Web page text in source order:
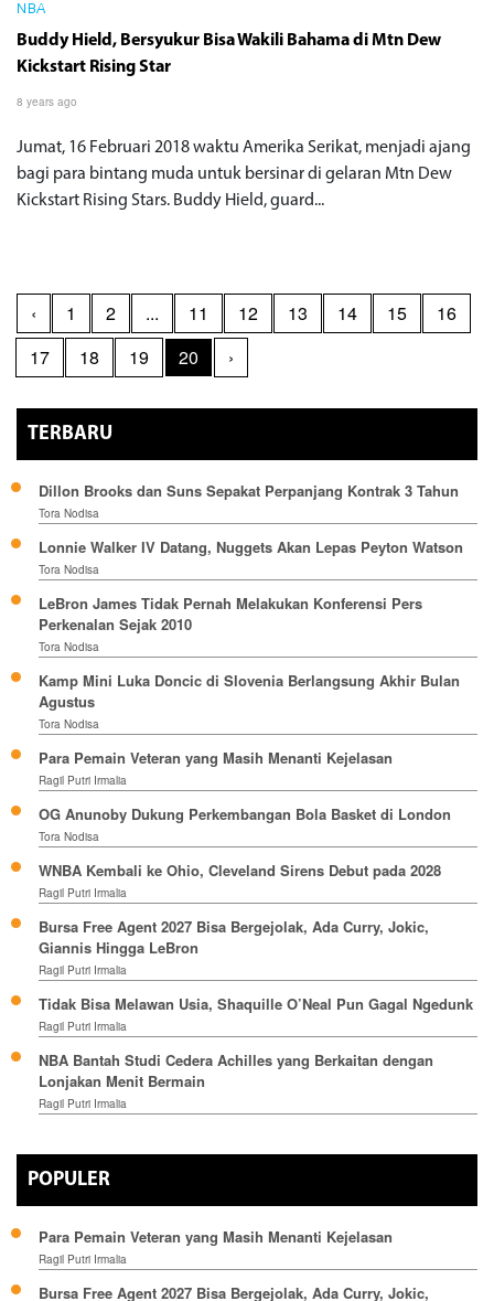
NBA
Buddy Hield, Bersyukur Bisa Wakili Bahama di Mtn Dew
Kickstart Rising Star
8 years ago
Jumat, 16 Februari 2018 waktu Amerika Serikat, menjadi ajang
bagi para bintang muda untuk bersinar di gelaran Mtn Dew
Kickstart Rising Stars. Buddy Hield, guard...
‹ 1 2 ... 11 12 13 14 15
16
17
18 19 20 ›
TERBARU
Dillon Brooks dan Suns Sepakat Perpanjang Kontrak 3 Tahun
Tora Nodisa
Lonnie Walker IV Datang, Nuggets Akan Lepas Peyton Watson
Tora Nodisa
LeBron James Tidak Pernah Melakukan Konferensi Pers
Perkenalan Sejak 2010
Tora Nodisa
Kamp Mini Luka Doncic di Slovenia Berlangsung Akhir Bulan
Agustus
Tora Nodisa
Para Pemain Veteran yang Masih Menanti Kejelasan
Ragil Putri Irmalia
OG Anunoby Dukung Perkembangan Bola Basket di London
Tora Nodisa
WNBA Kembali ke Ohio, Cleveland Sirens Debut pada 2028
Ragil Putri Irmalia
Bursa Free Agent 2027 Bisa Bergejolak, Ada Curry, Jokic,
Giannis Hingga LeBron
Ragil Putri Irmalia
Tidak Bisa Melawan Usia, Shaquille O’Neal Pun Gagal Ngedunk
Ragil Putri Irmalia
NBA Bantah Studi Cedera Achilles yang Berkaitan dengan
Lonjakan Menit Bermain
Ragil Putri Irmalia
POPULER
Para Pemain Veteran yang Masih Menanti Kejelasan
Ragil Putri Irmalia
Bursa Free Agent 2027 Bisa Bergejolak, Ada Curry, Jokic,